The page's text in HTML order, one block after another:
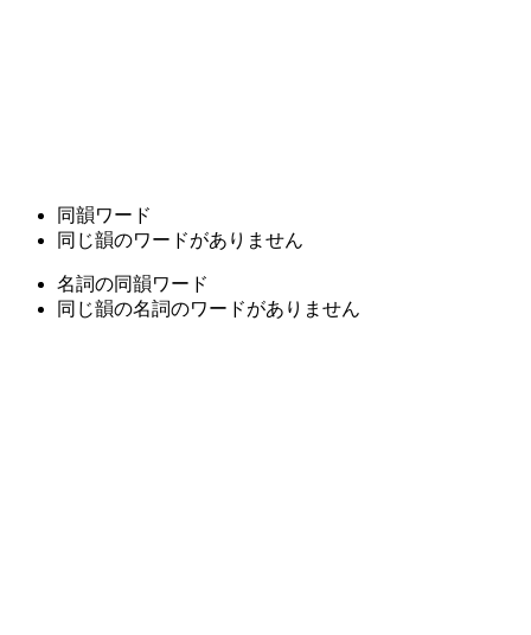
同韻ワード
同じ韻のワードがありません
名詞の同韻ワード
同じ韻の名詞のワードがありません